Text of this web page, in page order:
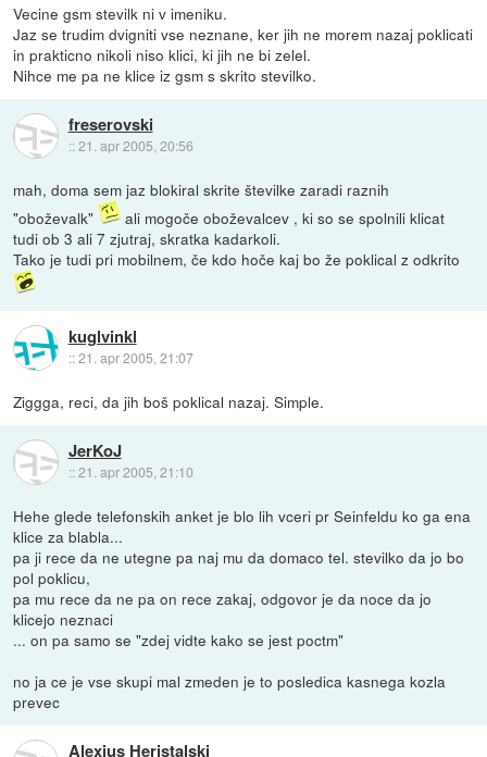
Vecine gsm stevilk ni v imeniku.
Jaz se trudim dvigniti vse neznane, ker jih ne morem nazaj poklicati
in prakticno nikoli niso klici, ki jih ne bi zelel.
Nihce me pa ne klice iz gsm s skrito stevilko.
freserovski
::21. apr 2005, 20:56
mah, doma sem jaz blokiral skrite številke zaradi raznih
"oboževalk"
ali mogoče oboževalcev , ki so se spolnili klicat
tudi ob 3 ali 7 zjutraj, skratka kadarkoli.
Tako je tudi pri mobilnem, če kdo hoče kaj bo že poklical z odkrito
kuglvinkl
::21. apr 2005, 21:07
Ziggga, reci, da jih boš poklical nazaj. Simple.
JerKoJ
::21. apr 2005, 21:10
Hehe glede telefonskih anket je blo lih vceri pr Seinfeldu ko ga ena
klice za blabla...
pa ji rece da ne utegne pa naj mu da domaco tel. stevilko da jo bo
pol poklicu,
pa mu rece da ne pa on rece zakaj, odgovor je da noce da jo
klicejo neznaci
... on pa samo se "zdej vidte kako se jest poctm"
no ja ce je vse skupi mal zmeden je to posledica kasnega kozla
prevec
Alexius Heristalski